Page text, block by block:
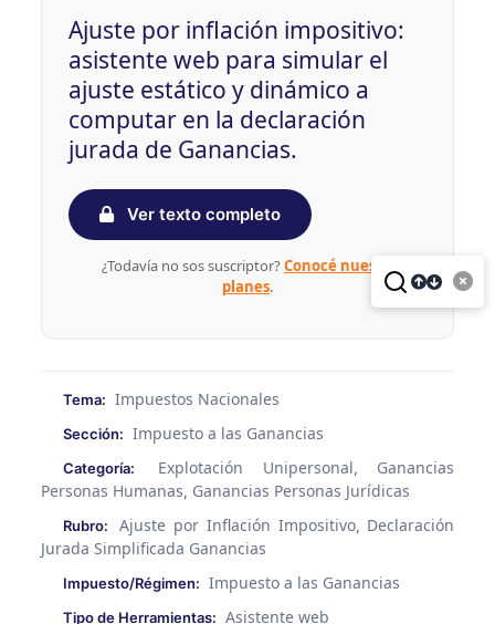
Ajuste por inflación impositivo:
asistente web para simular el
ajuste estático y dinámico a
computar en la declaración
jurada de Ganancias.
Ver texto completo
¿Todavía no sos suscriptor?Conocé nuestros
planes.
Tema: Impuestos Nacionales
Sección: Impuesto a las Ganancias
Categoría: Explotación Unipersonal, Ganancias
Personas Humanas, Ganancias Personas Jurídicas
Rubro: Ajuste por Inflación Impositivo, Declaración
Jurada Simplificada Ganancias
Impuesto/Régimen: Impuesto a las Ganancias
Tipo de Herramientas: Asistente web